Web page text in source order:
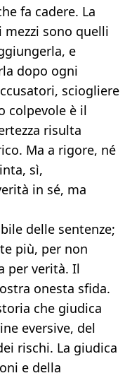
fa cadere. La
mezzi sono quelli
e
dopo ogni
sciogliere
colpevole è il
risulta
Ma a rigore, né
sì,
in sé, ma
delle sentenze;
più, per non
per verità. Il
onesta sfida.
che giudica
eversive, del
rischi. La giudica
e della